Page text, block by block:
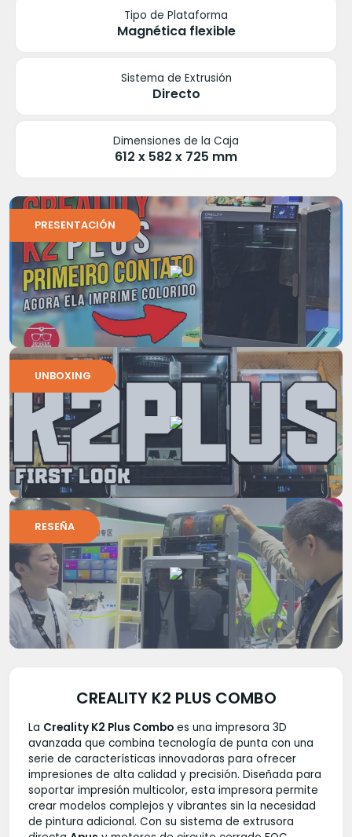
Tipo de Plataforma
Magnética flexible
Sistema de Extrusión
Directo
Dimensiones de la Caja
612 x 582 x 725 mm
PRESENTACIÓN
UNBOXING
RESEÑA
CREALITY K2 PLUS COMBO
La Creality K2 Plus Combo es una impresora 3D
avanzada que combina tecnología de punta con una
serie de características innovadoras para ofrecer
impresiones de alta calidad y precisión. Diseñada para
soportar impresión multicolor, esta impresora permite
crear modelos complejos y vibrantes sin la necesidad
de pintura adicional. Con su sistema de extrusora